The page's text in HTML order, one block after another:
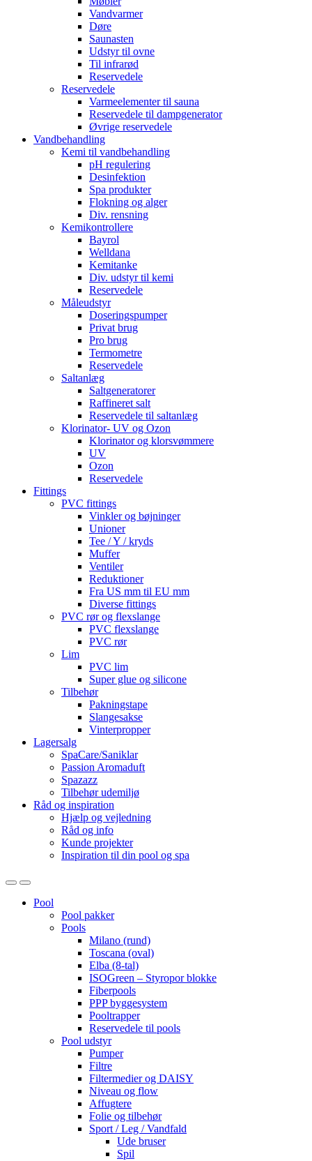
Vandvarmer
Døre
Saunasten
Udstyr til ovne
Til infrarød
Reservedele
Reservedele
Varmeelementer til sauna
Reservedele til dampgenerator
Øvrige reservedele
Vandbehandling
Kemi til vandbehandling
pH regulering
Desinfektion
Spa produkter
Flokning og alger
Div. rensning
Kemikontrollere
Bayrol
Welldana
Kemitanke
Div. udstyr til kemi
Reservedele
Måleudstyr
Doseringspumper
Privat brug
Pro brug
Termometre
Reservedele
Saltanlæg
Saltgeneratorer
Raffineret salt
Reservedele til saltanlæg
Klorinator- UV og Ozon
Klorinator og klorsvømmere
UV
Ozon
Reservedele
Fittings
PVC fittings
Vinkler og bøjninger
Unioner
Tee / Y / kryds
Muffer
Ventiler
Reduktioner
Fra US mm til EU mm
Diverse fittings
PVC rør og flexslange
PVC flexslange
PVC rør
Lim
PVC lim
Super glue og silicone
Tilbehør
Pakningstape
Slangesakse
Vinterpropper
Lagersalg
SpaCare/Saniklar
Passion Aromaduft
Spazazz
Tilbehør udemiljø
Råd og inspiration
Hjælp og vejledning
Råd og info
Kunde projekter
Inspiration til din pool og spa
OpenClose
Pool
Pool pakker
Pools
Milano (rund)
Toscana (oval)
Elba (8-tal)
ISOGreen – Styropor blokke
Fiberpools
PPP byggesystem
Pooltrapper
Reservedele til pools
Pool udstyr
Pumper
Filtre
Filtermedier og DAISY
Niveau og flow
Affugtere
Folie og tilbehør
Sport / Leg / Vandfald
Ude bruser
Spil